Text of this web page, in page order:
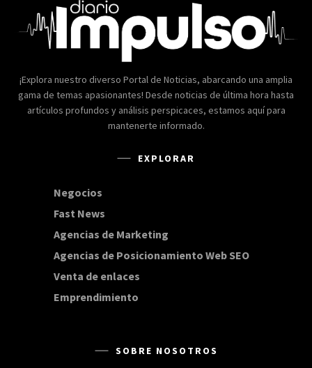
¡Explora nuestro diverso Portal de Noticias, abarcando una amplia
gama de temas apasionantes! Desde noticias de última hora hasta
artículos profundos y análisis perspicaces, estamos aquí para
mantenerte informado.
EXPLORAR
Negocios
Fast News
Agencias de Marketing
Agencias de Posicionamiento Web SEO20
Venta de enlaces
Emprendimiento
SOBRE NOSOTROS